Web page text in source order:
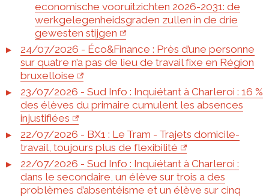
economische vooruitzichten 2026-2031: de
werkgelegenheidsgraden zullen in de drie
gewesten stijgen
24/07/2026 - Éco&Finance : Près d’une personne
sur quatre n’a pas de lieu de travail fixe en Région
bruxelloise
23/07/2026 - Sud Info : Inquiétant à Charleroi : 16 %
des élèves du primaire cumulent les absences
injustifiées
22/07/2026 - BX1 : Le Tram - Trajets domicile-
travail, toujours plus de flexibilité
22/07/2026 - Sud Info : Inquiétant à Charleroi :
dans le secondaire, un élève sur trois a des
problèmes d’absentéisme et un élève sur cinq